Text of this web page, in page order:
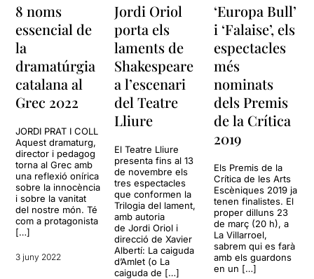
8 noms
essencial de
la
dramatúrgia
catalana al
Grec 2022
JORDI PRAT I COLL
Aquest dramaturg,
director i pedagog
torna al Grec amb
una reflexió onírica
sobre la innocència
i sobre la vanitat
del nostre món. Té
com a protagonista
[…]
3 juny 2022
Jordi Oriol
porta els
laments de
Shakespeare
a l’escenari
del Teatre
Lliure
El Teatre Lliure
presenta fins al 13
de novembre els
tres espectacles
que conformen la
Trilogia del lament,
amb autoria
de Jordi Oriol i
direcció de Xavier
Albertí: La caiguda
d’Amlet (o La
caiguda de […]
‘Europa Bull’
i ‘Falaise’, els
espectacles
més
nominats
dels Premis
de la Crítica
2019
Els Premis de la
Crítica de les Arts
Escèniques 2019 ja
tenen finalistes. El
proper dilluns 23
de març (20 h), a
La Villarroel,
sabrem qui es farà
amb els guardons
en un […]